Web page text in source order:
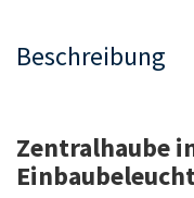
Beschreibung
Zentralhaube